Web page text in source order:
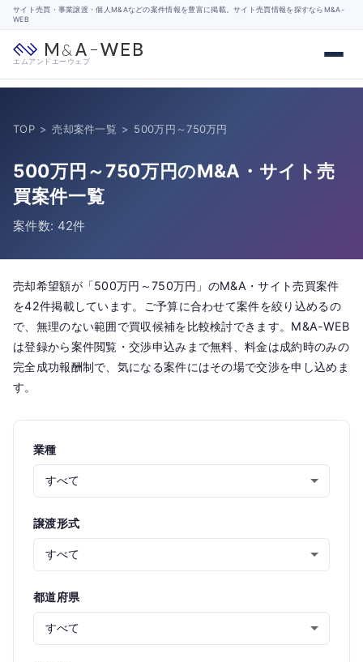
サイト売買・事業譲渡・個人M&Aなどの案件情報を豊富に掲載。サイト売買情報を探すならM&A-
WEB
エムアンドエーウェブ
TOP > 売却案件一覧 > 500万円～750万円
500万円～750万円のM&A・サイト売
買案件一覧
案件数: 42件
売却希望額が「500万円～750万円」のM&A・サイト売買案件
を42件掲載しています。ご予算に合わせて案件を絞り込めるの
で、無理のない範囲で買収候補を比較検討できます。M&A-WEB
は登録から案件閲覧・交渉申込みまで無料、料金は成約時のみの
完全成功報酬制で、気になる案件にはその場で交渉を申し込めま
す。
業種
譲渡形式
都道府県